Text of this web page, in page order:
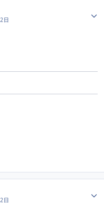
日
日